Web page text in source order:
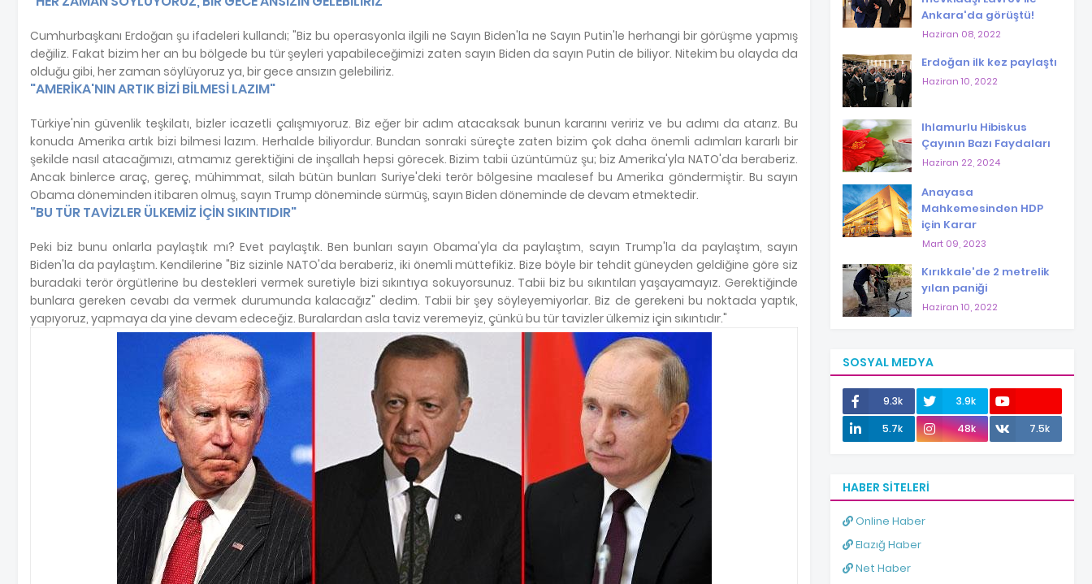
Cumhurbaşkanı Erdoğan şu ifadeleri kullandı; "Biz bu operasyonla ilgili ne Sayın Biden'la ne Sayın Putin'le herhangi bir görüşme yapmış
değiliz. Fakat bizim her an bu bölgede bu tür şeyleri yapabileceğimizi zaten sayın Biden da sayın Putin de biliyor. Nitekim bu olayda da
olduğu gibi, her zaman söylüyoruz ya, bir gece ansızın gelebiliriz.
"AMERİKA'NIN ARTIK BİZİ BİLMESİ LAZIM"
Türkiye'nin güvenlik teşkilatı, bizler icazetli çalışmıyoruz. Biz eğer bir adım atacaksak bunun kararını veririz ve bu adımı da atarız. Bu
konuda Amerika artık bizi bilmesi lazım. Herhalde biliyordur. Bundan sonraki süreçte zaten bizim çok daha önemli adımları kararlı bir
şekilde nasıl atacağımızı, atmamız gerektiğini de inşallah hepsi görecek. Bizim tabii üzüntümüz şu; biz Amerika'yla NATO'da beraberiz.
Ancak binlerce araç, gereç, mühimmat, silah bütün bunları Suriye'deki terör bölgesine maalesef bu Amerika göndermiştir. Bu sayın
Obama döneminden itibaren olmuş, sayın Trump döneminde sürmüş, sayın Biden döneminde de devam etmektedir.
"BU TÜR TAVİZLER ÜLKEMİZ İÇİN SIKINTIDIR"
Peki biz bunu onlarla paylaştık mı? Evet paylaştık. Ben bunları sayın Obama'yla da paylaştım, sayın Trump'la da paylaştım, sayın
Biden'la da paylaştım. Kendilerine "Biz sizinle NATO'da beraberiz, iki önemli müttefikiz. Bize böyle bir tehdit güneyden geldiğine göre siz
buradaki terör örgütlerine bu destekleri vermek suretiyle bizi sıkıntıya sokuyorsunuz. Tabii biz bu sıkıntıları yaşayamayız. Gerektiğinde
bunlara gereken cevabı da vermek durumunda kalacağız" dedim. Tabii bir şey söyleyemiyorlar. Biz de gerekeni bu noktada yaptık,
yapıyoruz, yapmaya da yine devam edeceğiz. Buralardan asla taviz veremeyiz, çünkü bu tür tavizler ülkemiz için sıkıntıdır."
Ankara'da görüştü!
Haziran 08, 2022
Erdoğan ilk kez paylaştı
Haziran 10, 2022
Ihlamurlu Hibiskus
Çayının Bazı Faydaları
Haziran 22, 2024
Anayasa
Mahkemesinden HDP
için Karar
Mart 09, 2023
Kırıkkale'de 2 metrelik
yılan paniği
Haziran 10, 2022
SOSYAL MEDYA
9.3k
3.9k
12.0k
5.7k 48k 7.5k
HABER SITELERI
Online Haber
Elazığ Haber
Net Haber